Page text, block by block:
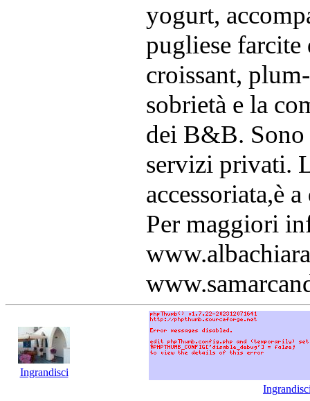
yogurt,
pugliese farcite
croissant,
sobrietà e la
dei B&B. Sono
servizi privati.
accessoriata,è
Per maggiori
Ingrandisci